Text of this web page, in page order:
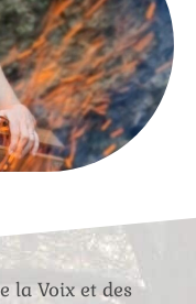
la Voix et des